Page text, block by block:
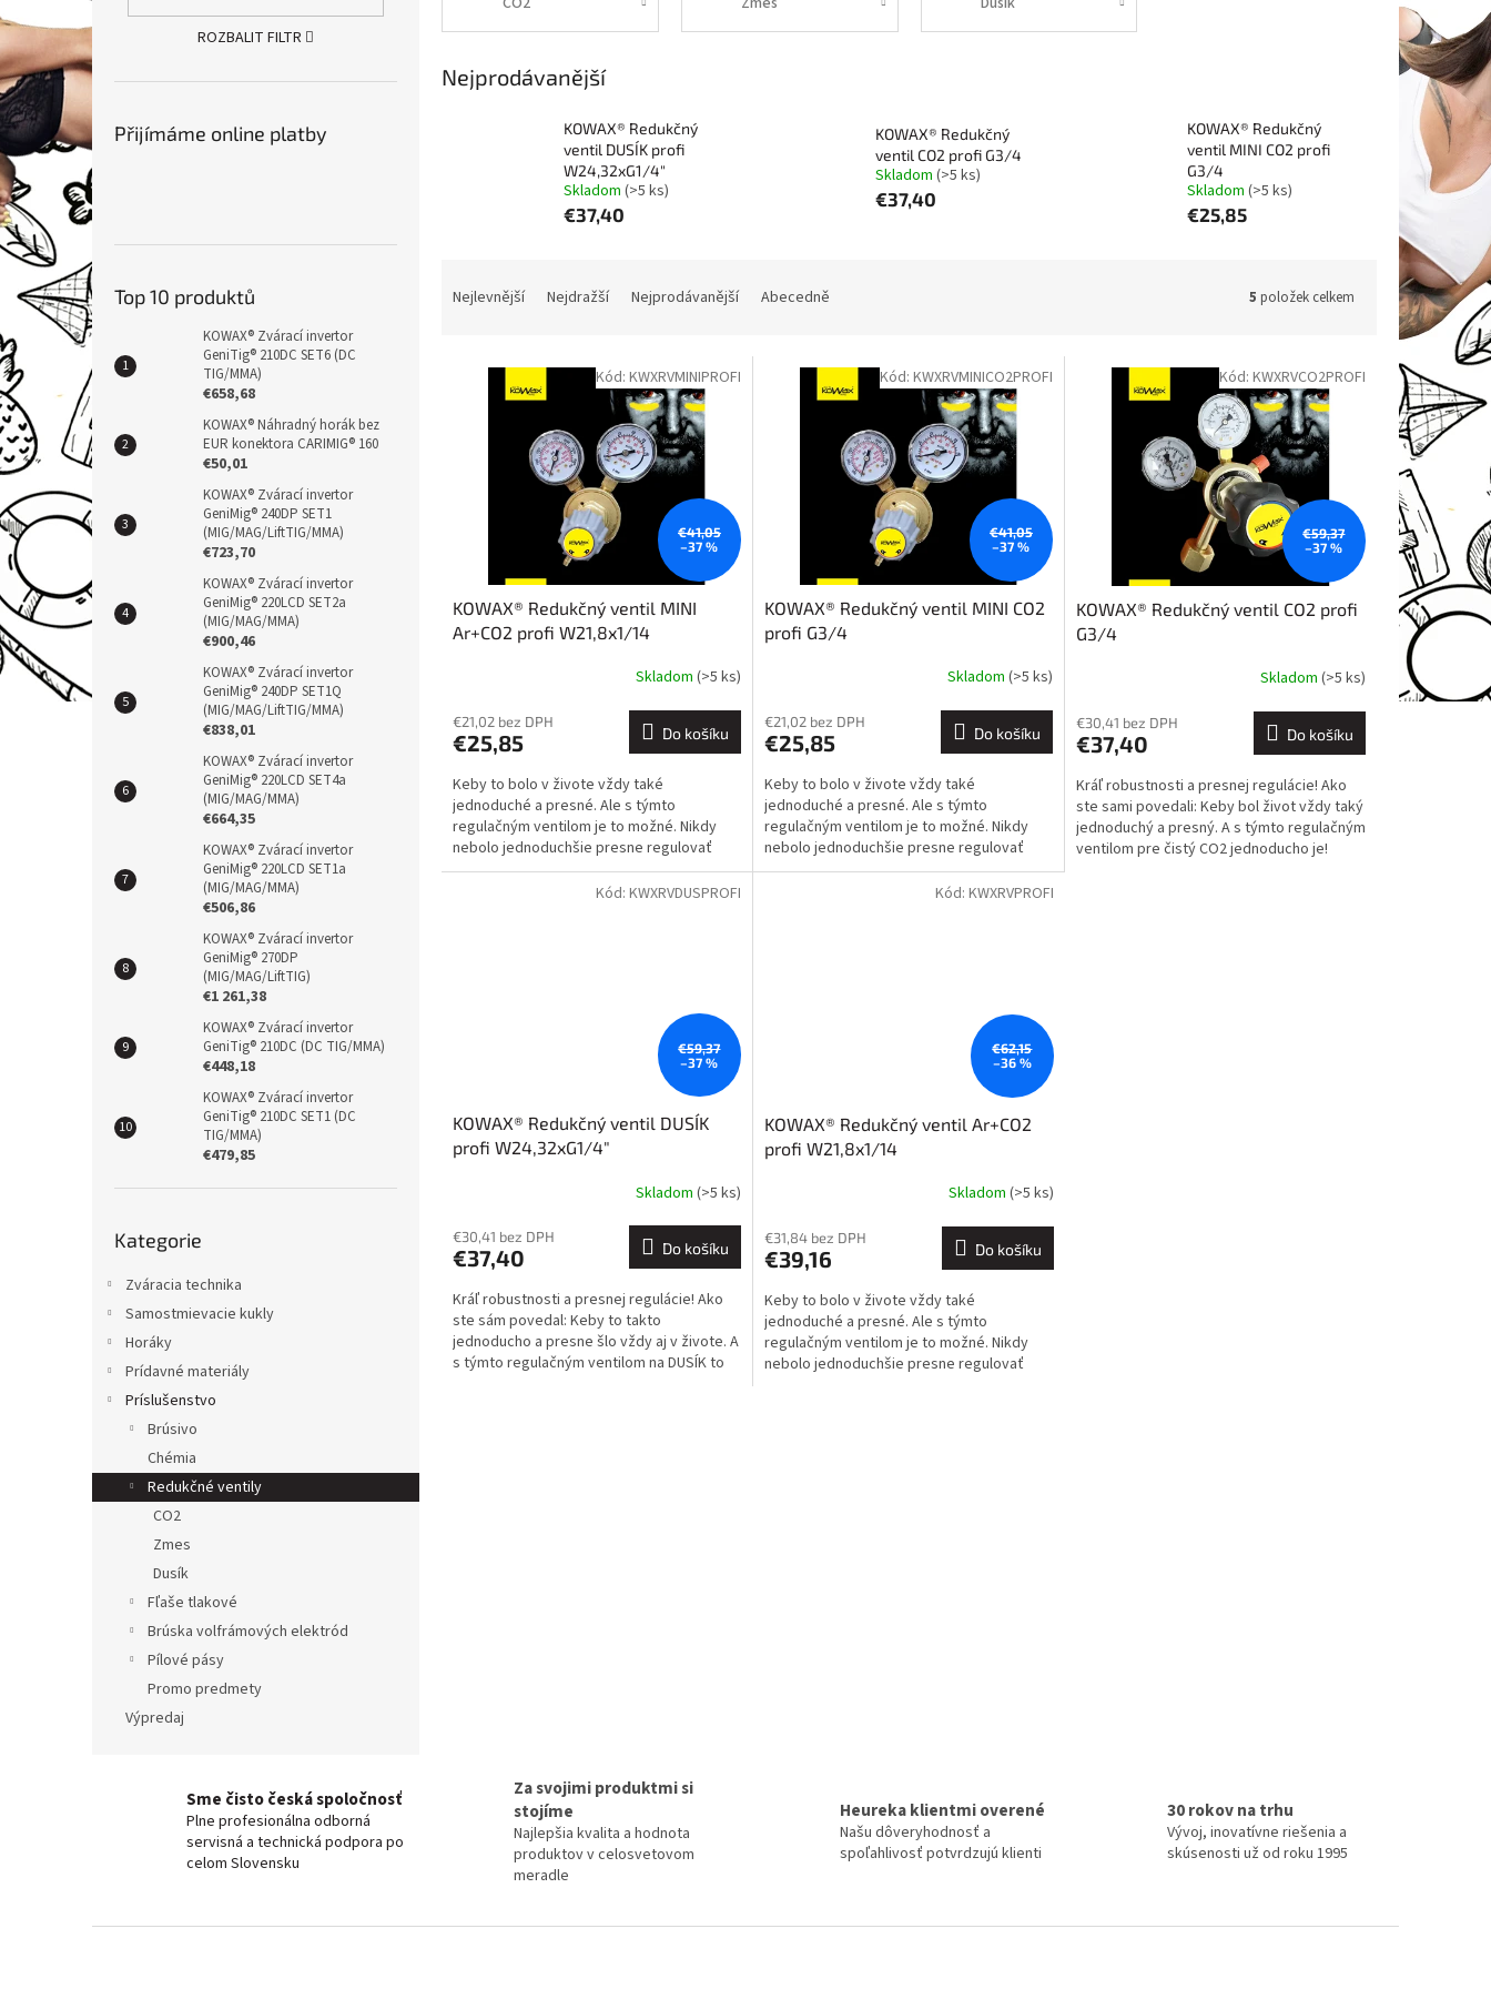
n
e
l
ROZBALIT FILTR
Přijímáme online platby
Top 10 produktů
KOWAX® Zvárací invertor
GeniTig® 210DC SET6 (DC
TIG/MMA)
€658,68
KOWAX® Náhradný horák bez
EUR konektora CARIMIG® 160
€50,01
KOWAX® Zvárací invertor
GeniMig® 240DP SET1
(MIG/MAG/LiftTIG/MMA)
€723,70
KOWAX® Zvárací invertor
GeniMig® 220LCD SET2a
(MIG/MAG/MMA)
€900,46
KOWAX® Zvárací invertor
GeniMig® 240DP SET1Q
(MIG/MAG/LiftTIG/MMA)
€838,01
KOWAX® Zvárací invertor
GeniMig® 220LCD SET4a
(MIG/MAG/MMA)
€664,35
KOWAX® Zvárací invertor
GeniMig® 220LCD SET1a
(MIG/MAG/MMA)
€506,86
KOWAX® Zvárací invertor
GeniMig® 270DP
(MIG/MAG/LiftTIG)
€1 261,38
KOWAX® Zvárací invertor
GeniTig® 210DC (DC TIG/MMA)
€448,18
KOWAX® Zvárací invertor
GeniTig® 210DC SET1 (DC
TIG/MMA)
€479,85
kategorie
Kategorie
Zváracia technika
Samostmievacie kukly
Horáky
Prídavné materiály
Príslušenstvo
Brúsivo
Chémia
Redukčné ventily
CO2
Zmes
Dusík
Fľaše tlakové
Brúska volfrámových elektród
Pílové pásy
Promo predmety
Výpredaj
Nejprodávanější
KOWAX® Redukčný
ventil DUSÍK profi
W24,32xG1/4"
Skladom (>5 ks)
€37,40
KOWAX® Redukčný
ventil CO2 profi G3/4
Skladom (>5 ks)
€37,40
KOWAX® Redukčný
ventil MINI CO2 profi
G3/4
Skladom (>5 ks)
€25,85
Nejlevnější Nejdražší Nejprodávanější Abecedně 5 položek celkem
€41,05
–37 %
KOWAX® Redukčný ventil MINI
Ar+CO2 profi W21,8x1/14
Skladom (>5 ks)
€21,02 bez DPH
€25,85 Do košíku
Keby to bolo v živote vždy také
jednoduché a presné. Ale s týmto
regulačným ventilom je to možné. Nikdy
nebolo jednoduchšie presne regulovať
plyny. Robustné riešenie a dlhá...
Kód: KWXRVMINIPROFI
€41,05
–37 %
KOWAX® Redukčný ventil MINI CO2
profi G3/4
Skladom (>5 ks)
€21,02 bez DPH
€25,85 Do košíku
Keby to bolo v živote vždy také
jednoduché a presné. Ale s týmto
regulačným ventilom je to možné. Nikdy
nebolo jednoduchšie presne regulovať
plyny. Robustné riešenie a dlhá...
Kód: KWXRVMINICO2PROFI
€59,37
–37 %
KOWAX® Redukčný ventil CO2 profi
G3/4
produktu
je
z
5
hvězdiček.
Skladom (>5 ks)
€30,41 bez DPH
€37,40 Do košíku
Kráľ robustnosti a presnej regulácie! Ako
ste sami povedali: Keby bol život vždy taký
jednoduchý a presný. A s týmto regulačným
ventilom pre čistý CO2 jednoducho je!
Kód: KWXRVCO2PROFI
€59,37
–37 %
KOWAX® Redukčný ventil DUSÍK
profi W24,32xG1/4"
Skladom (>5 ks)
€30,41 bez DPH
€37,40 Do košíku
Kráľ robustnosti a presnej regulácie! Ako
ste sám povedal: Keby to takto
jednoducho a presne šlo vždy aj v živote. A
s týmto regulačným ventilom na DUSÍK to
Kód: KWXRVDUSPROFI
€62,15
–36 %
KOWAX® Redukčný ventil Ar+CO2
profi W21,8x1/14
produktu
je
z
5
hvězdiček.
Skladom (>5 ks)
€31,84 bez DPH
€39,16 Do košíku
Keby to bolo v živote vždy také
jednoduché a presné. Ale s týmto
regulačným ventilom je to možné. Nikdy
nebolo jednoduchšie presne regulovať
Kód: KWXRVPROFI
Sme čisto česká spoločnosť
Plne profesionálna odborná
servisná a technická podpora po
celom Slovensku
Za svojimi produktmi si
stojíme
Najlepšia kvalita a hodnota
produktov v celosvetovom
meradle
Heureka klientmi overené
Našu dôveryhodnosť a
spoľahlivosť potvrdzujú klienti
30 rokov na trhu
Vývoj, inovatívne riešenia a
skúsenosti už od roku 1995